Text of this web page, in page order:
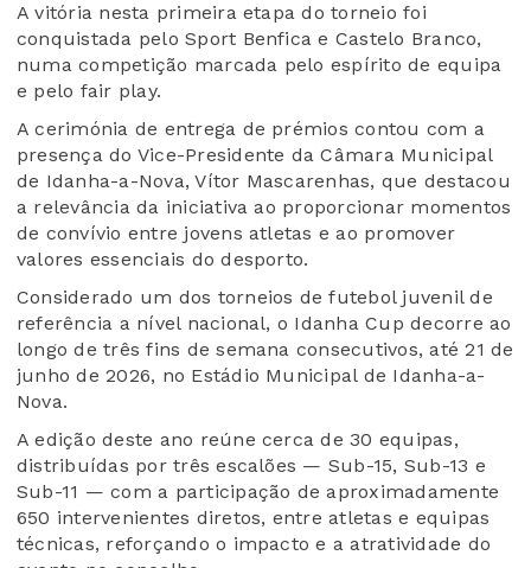
A vitória nesta primeira etapa do torneio foi
conquistada pelo Sport Benfica e Castelo Branco,
numa competição marcada pelo espírito de equipa
e pelo fair play.
A cerimónia de entrega de prémios contou com a
presença do Vice-Presidente da Câmara Municipal
de Idanha-a-Nova, Vítor Mascarenhas, que destacou
a relevância da iniciativa ao proporcionar momentos
de convívio entre jovens atletas e ao promover
valores essenciais do desporto.
Considerado um dos torneios de futebol juvenil de
referência a nível nacional, o Idanha Cup decorre ao
longo de três fins de semana consecutivos, até 21 de
junho de 2026, no Estádio Municipal de Idanha-a-
Nova.
A edição deste ano reúne cerca de 30 equipas,
distribuídas por três escalões — Sub-15, Sub-13 e
Sub-11 — com a participação de aproximadamente
650 intervenientes diretos, entre atletas e equipas
técnicas, reforçando o impacto e a atratividade do